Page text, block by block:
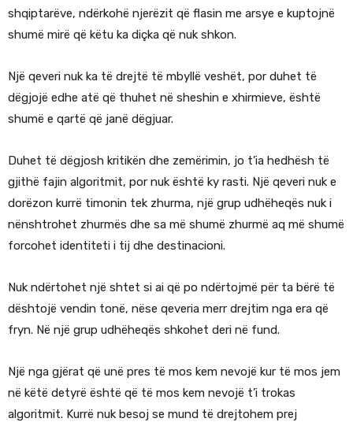
shqiptarëve, ndërkohë njerëzit që flasin me arsye e kuptojnë
shumë mirë që këtu ka diçka që nuk shkon.
Një qeveri nuk ka të drejtë të mbyllë veshët, por duhet të
dëgjojë edhe atë që thuhet në sheshin e xhirmieve, është
shumë e qartë që janë dëgjuar.
Duhet të dëgjosh kritikën dhe zemërimin, jo t’ia hedhësh të
gjithë fajin algoritmit, por nuk është ky rasti. Një qeveri nuk e
dorëzon kurrë timonin tek zhurma, një grup udhëheqës nuk i
nënshtrohet zhurmës dhe sa më shumë zhurmë aq më shumë
forcohet identiteti i tij dhe destinacioni.
Nuk ndërtohet një shtet si ai që po ndërtojmë për ta bërë të
dështojë vendin tonë, nëse qeveria merr drejtim nga era që
fryn. Në një grup udhëheqës shkohet deri në fund.
Një nga gjërat që unë pres të mos kem nevojë kur të mos jem
në këtë detyrë është që të mos kem nevojë t’i trokas
algoritmit. Kurrë nuk besoj se mund të drejtohem prej